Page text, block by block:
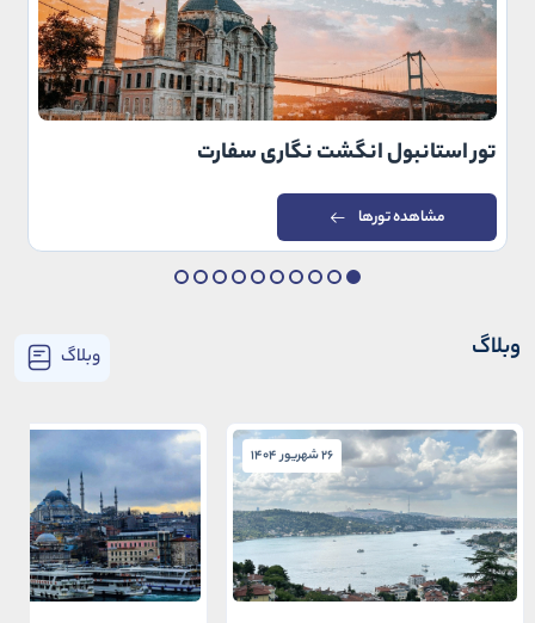
تور استانبول انگشت نگاری سفارت
مشاهده تورها
وبلاگ وبلاگ
26 شهریور 1404